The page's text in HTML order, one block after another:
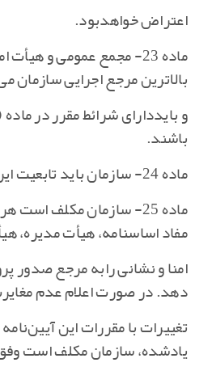
اعتراض خواهدبود.
ماده 23- مجمع عمومی و
بالاترین مرجع اجرایی سازمان
باشند.
ماده 24- سازمان باید تابعیت ایرانی داشته باشد.
ماده 25- سازمان مکلف
مفاد اساسنامه‌، هیأت مدیره‌،
امنا و نشانی رابه مرجع صدور
دهد. در صورت اعلام عدم
تغییرات با مقررات این
یادشده‌، سازمان مکلف است